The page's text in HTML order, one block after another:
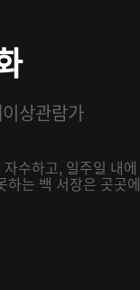
상관람가
수하고, 일주일 내
하는 백 서장은 곳곳